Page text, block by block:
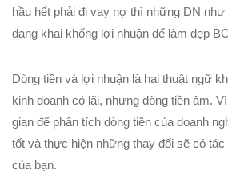
hầu hết phải đi vay nợ thì những DN
đang khai khống lợi nhuận để làm đẹp
Dòng tiền và lợi nhuận là hai thuật ngữ
kinh doanh có lãi, nhưng dòng tiền âm.
gian để phân tích dòng tiền của doanh
tốt và thực hiện những thay đổi sẽ có
của bạn.